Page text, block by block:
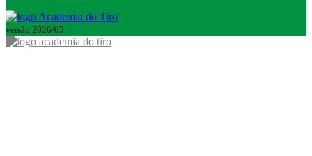
versão 2026/05